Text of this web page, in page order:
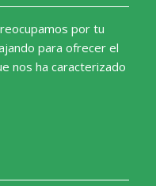
por tu
para ofrecer el
nos ha caracterizado